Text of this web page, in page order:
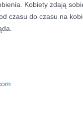
Kobiety zdają
czasu do czasu na